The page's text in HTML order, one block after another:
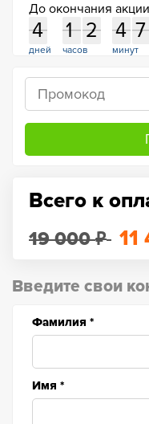
До окончания
4
4
дней
1
1 2
2
часов
4
4 7
7
минут
Всего к
19 000 ₽ 11
Введите свои
Фамилия *
Имя *